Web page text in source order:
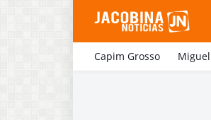
Capim Grosso